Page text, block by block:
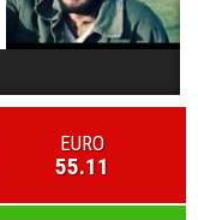
EURO
55.11